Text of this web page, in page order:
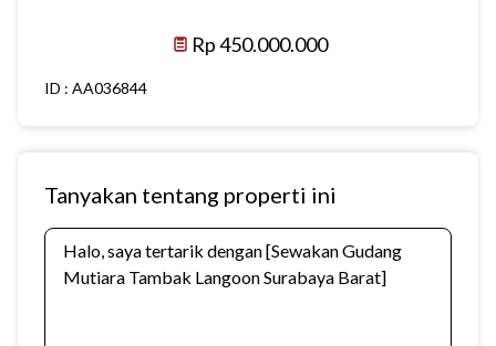
Rp 450.000.000
ID : AA036844
Tanyakan tentang properti ini